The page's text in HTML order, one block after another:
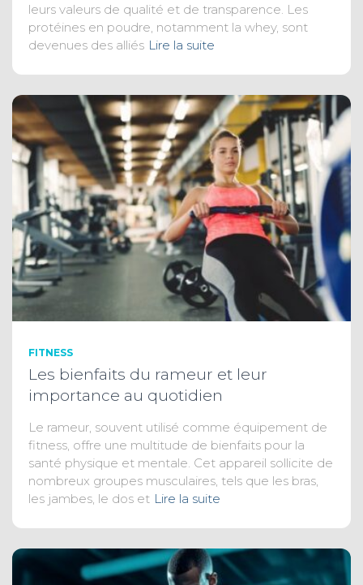
leurs valeurs de qualité et de transparence. Les
protéines en poudre, notamment la whey, sont
devenues des alliés Lire la suite
FITNESS
Les bienfaits du rameur et leur
importance au quotidien
Le rameur, souvent utilisé comme équipement de
fitness, offre une multitude de bienfaits pour la
santé physique et mentale. Cet appareil sollicite de
nombreux groupes musculaires, tels que les bras,
les jambes, le dos et Lire la suite